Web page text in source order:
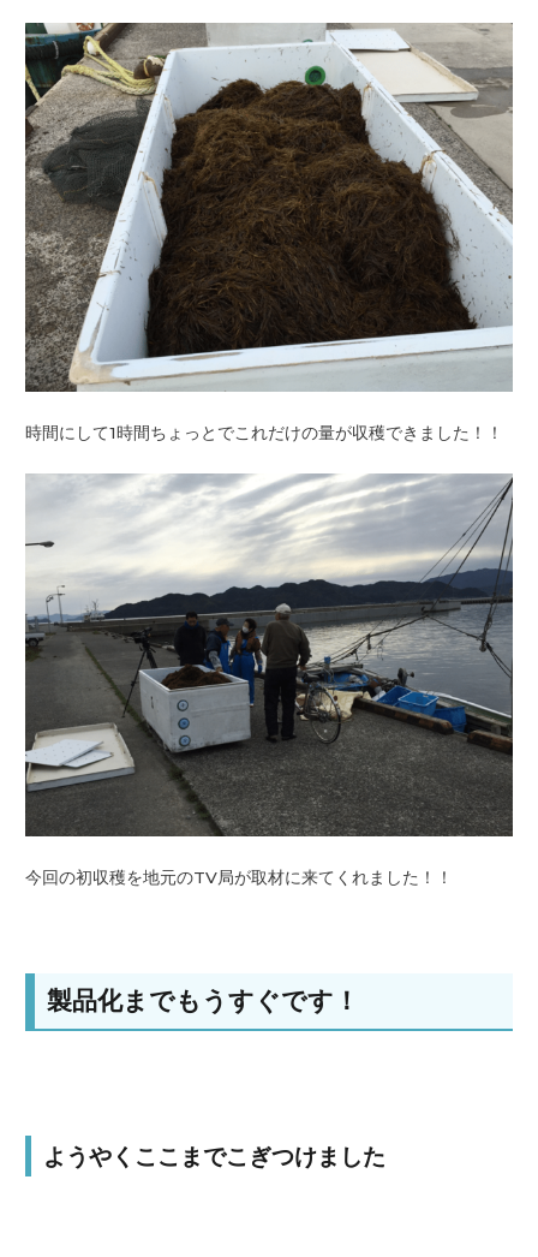
時間にして1時間ちょっとでこれだけの量が収穫できました！！
今回の初収穫を地元のTV局が取材に来てくれました！！
製品化までもうすぐです！
ようやくここまでこぎつけました